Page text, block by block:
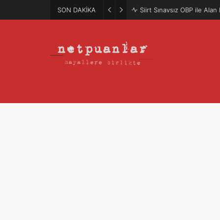
SON DAKİKA Siirt Sınavsız OBP ile